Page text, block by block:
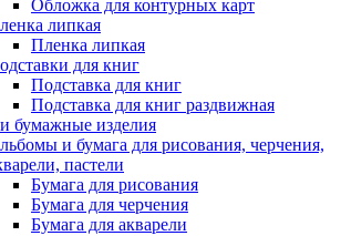
Обложка для контурных карт
липкая
Пленка липкая
для книг
Подставка для книг
Подставка для книг раздвижная
бумажные изделия
и бумага для рисования, черчения,
пастели
Бумага для рисования
Бумага для черчения
Бумага для акварели